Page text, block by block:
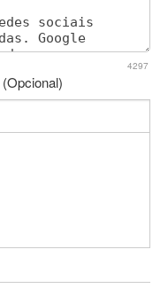
4297
(Opcional)